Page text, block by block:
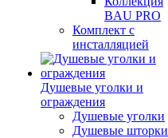
BAU PRO
Комплект с
инсталляцией
Душевые уголки и
ограждения
Душевые уголки
Душевые шторки